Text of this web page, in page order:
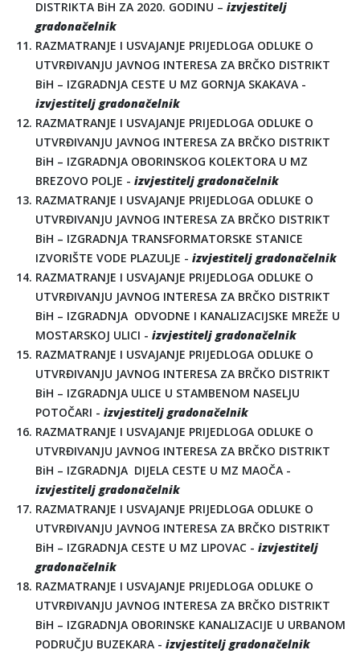
DISTRIKTA BiH ZA 2020. GODINU – izvjestitelj
gradonačelnik
RAZMATRANJE I USVAJANJE PRIJEDLOGA ODLUKE O
UTVRĐIVANJU JAVNOG INTERESA ZA BRČKO DISTRIKT
BiH – IZGRADNJA CESTE U MZ GORNJA SKAKAVA -
izvjestitelj gradonačelnik
RAZMATRANJE I USVAJANJE PRIJEDLOGA ODLUKE O
UTVRĐIVANJU JAVNOG INTERESA ZA BRČKO DISTRIKT
BiH – IZGRADNJA OBORINSKOG KOLEKTORA U MZ
BREZOVO POLJE - izvjestitelj gradonačelnik
RAZMATRANJE I USVAJANJE PRIJEDLOGA ODLUKE O
UTVRĐIVANJU JAVNOG INTERESA ZA BRČKO DISTRIKT
BiH – IZGRADNJA TRANSFORMATORSKE STANICE
IZVORIŠTE VODE PLAZULJE - izvjestitelj gradonačelnik
RAZMATRANJE I USVAJANJE PRIJEDLOGA ODLUKE O
UTVRĐIVANJU JAVNOG INTERESA ZA BRČKO DISTRIKT
BiH – IZGRADNJA ODVODNE I KANALIZACIJSKE MREŽE U
MOSTARSKOJ ULICI - izvjestitelj gradonačelnik
RAZMATRANJE I USVAJANJE PRIJEDLOGA ODLUKE O
UTVRĐIVANJU JAVNOG INTERESA ZA BRČKO DISTRIKT
BiH – IZGRADNJA ULICE U STAMBENOM NASELJU
POTOČARI - izvjestitelj gradonačelnik
RAZMATRANJE I USVAJANJE PRIJEDLOGA ODLUKE O
UTVRĐIVANJU JAVNOG INTERESA ZA BRČKO DISTRIKT
BiH – IZGRADNJA DIJELA CESTE U MZ MAOČA -
izvjestitelj gradonačelnik
RAZMATRANJE I USVAJANJE PRIJEDLOGA ODLUKE O
UTVRĐIVANJU JAVNOG INTERESA ZA BRČKO DISTRIKT
BiH – IZGRADNJA CESTE U MZ LIPOVAC - izvjestitelj
gradonačelnik
RAZMATRANJE I USVAJANJE PRIJEDLOGA ODLUKE O
UTVRĐIVANJU JAVNOG INTERESA ZA BRČKO DISTRIKT
BiH – IZGRADNJA OBORINSKE KANALIZACIJE U URBANOM
PODRUČJU BUZEKARA - izvjestitelj gradonačelnik